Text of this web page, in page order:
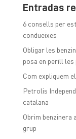
Entradas
6 consells per
condueixes
Obligar les
posa en perill
Com expliquem
Petrolis
catalana
Obrim benzinera
grup